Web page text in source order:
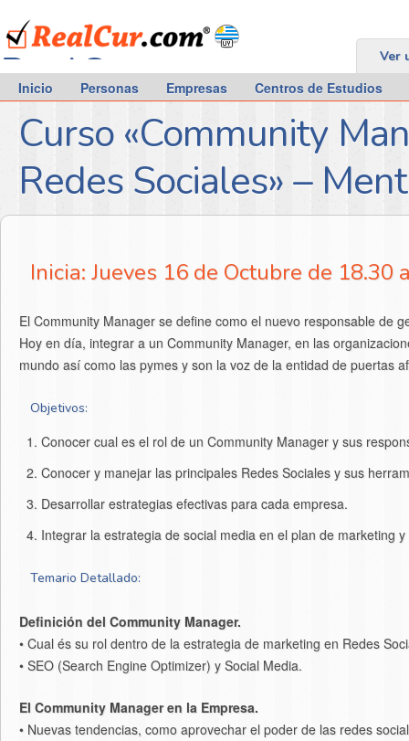
RealCur.com Ver
Inicio Personas Empresas Centros de Estudios
Curso «Community
Redes Sociales» –
Inicia: Jueves 16 de Octubre de 18.30
El Community Manager se define como el nuevo responsable de
Hoy en día, integrar a un Community Manager, en las
mundo así como las pymes y son la voz de la entidad de puertas
Objetivos:
Conocer cual es el rol de un Community Manager y sus
Conocer y manejar las principales Redes Sociales y sus
Desarrollar estrategias efectivas para cada empresa.
Integrar la estrategia de social media en el plan de marketing
Temario Detallado:
Definición del Community Manager.
• Cual és su rol dentro de la estrategia de marketing en Redes
• SEO (Search Engine Optimizer) y Social Media.
El Community Manager en la Empresa.
• Nuevas tendencias, como aprovechar el poder de las redes